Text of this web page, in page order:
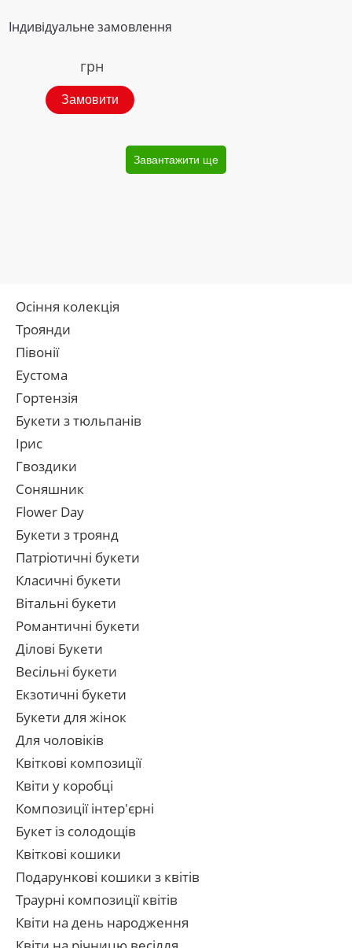
Індивідуальне замовлення
грн
Замовити
Завантажити ще
Осіння колекція
Троянди
Півонії
Еустома
Гортензія
Букети з тюльпанів
Ірис
Гвоздики
Соняшник
Flower Day
Букети з троянд
Патріотичні букети
Класичні букети
Вітальні букети
Романтичні букети
Ділові Букети
Весільні букети
Екзотичні букети
Букети для жінок
Для чоловіків
Квіткові композиції
Квіти у коробці
Композиції інтер'єрні
Букет із солодощів
Квіткові кошики
Подарункові кошики з квітів
Траурні композиції квітів
Квіти на день народження